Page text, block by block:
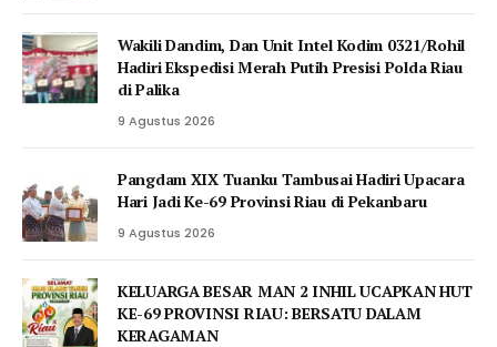
Wakili Dandim, Dan Unit Intel Kodim 0321/Rohil
Hadiri Ekspedisi Merah Putih Presisi Polda Riau
di Palika
9 Agustus 2026
Pangdam XIX Tuanku Tambusai Hadiri Upacara
Hari Jadi Ke-69 Provinsi Riau di Pekanbaru
9 Agustus 2026
KELUARGA BESAR MAN 2 INHIL UCAPKAN HUT
KE-69 PROVINSI RIAU: BERSATU DALAM
KERAGAMAN